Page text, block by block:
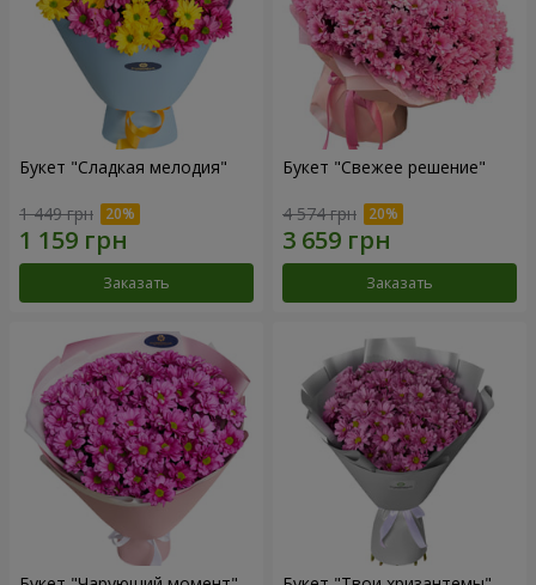
Букет "Сладкая мелодия"
1 449 грн
Заказать
Букет "Свежее решение"
4 574 грн
Заказать